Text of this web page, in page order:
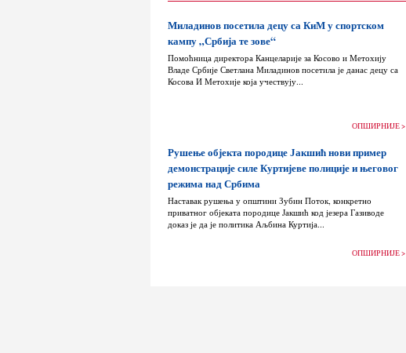
Миладинов посетила децу са КиМ у спортском
кампу „Србија те зове“
Помоћница директора Канцеларије за Косово и Метохију
Владе Србије Светлана Миладинов посетила је данас децу са
Косова И Метохије која учествују...
ОПШИРНИЈЕ >
Рушење објекта породице Јакшић нови пример
демонстрације силе Куртијеве полиције и његовог
режима над Србима
Наставак рушења у општини Зубин Поток, конкретно
приватног објеката породице Јакшић код језера Газиводе
доказ је да је политика Аљбина Куртија...
ОПШИРНИЈЕ >